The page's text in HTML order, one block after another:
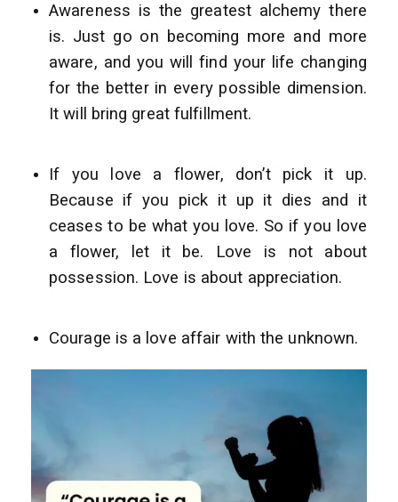
Awareness is the greatest alchemy there
is. Just go on becoming more and more
aware, and you will find your life changing
for the better in every possible dimension.
It will bring great fulfillment.
If you love a flower, don’t pick it up.
Because if you pick it up it dies and it
ceases to be what you love. So if you love
a flower, let it be. Love is not about
possession. Love is about appreciation.
Courage is a love affair with the unknown.